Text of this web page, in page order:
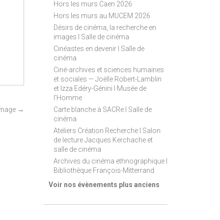
→
Hors les murs Caen 2026
Hors les murs au MUCEM 2026
Désirs de cinéma, la recherche en
images I Salle de cinéma
Cinéastes en devenir I Salle de
cinéma
Ciné-archives et sciences humaines
et sociales — Joëlle Robert-Lamblin
et Izza Edéry-Génini I Musée de
l'Homme
Carte blanche à SACRe I Salle de
cinéma
Ateliers Création Recherche I Salon
de lecture Jacques Kerchache et
salle de cinéma
Archives du cinéma ethnographique I
Bibliothèque François-Mitterrand
Voir nos évènements plus anciens